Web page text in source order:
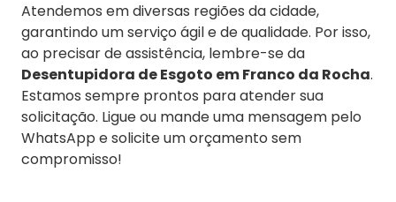
Atendemos em diversas regiões da cidade,
garantindo um serviço ágil e de qualidade. Por isso,
ao precisar de assistência, lembre-se da
Desentupidora de Esgoto em Franco da Rocha.
Estamos sempre prontos para atender sua
solicitação. Ligue ou mande uma mensagem pelo
WhatsApp e solicite um orçamento sem
compromisso!